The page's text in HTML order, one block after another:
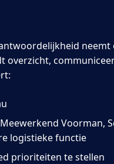
neemt
overzicht,
Voorman,
logistieke functie
prioriteiten te stellen